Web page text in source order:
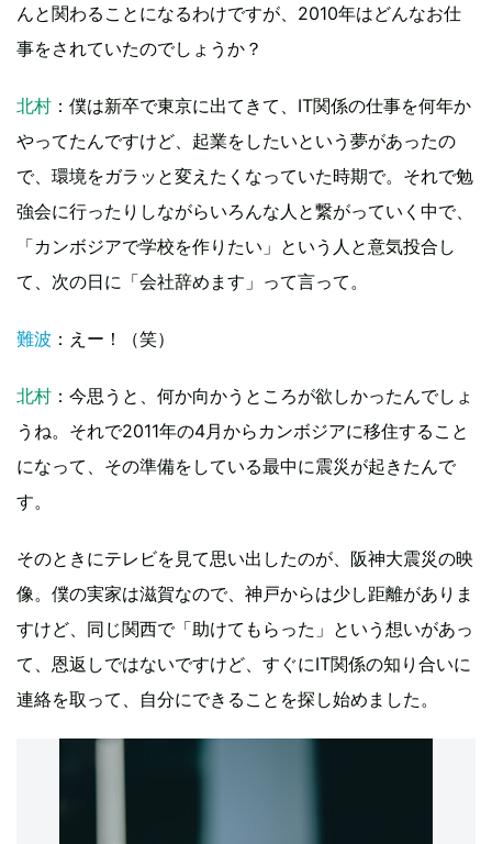
んと関わることになるわけですが、2010年はどんなお仕
事をされていたのでしょうか？
北村 ：僕は新卒で東京に出てきて、IT関係の仕事を何年か
やってたんですけど、起業をしたいという夢があったの
で、環境をガラッと変えたくなっていた時期で。それで勉
強会に行ったりしながらいろんな人と繋がっていく中で、
「カンボジアで学校を作りたい」という人と意気投合し
て、次の日に「会社辞めます」って言って。
難波 ：えー！（笑）
北村 ：今思うと、何か向かうところが欲しかったんでしょ
うね。それで2011年の4月からカンボジアに移住すること
になって、その準備をしている最中に震災が起きたんで
す。
そのときにテレビを見て思い出したのが、阪神大震災の映
像。僕の実家は滋賀なので、神戸からは少し距離がありま
すけど、同じ関西で「助けてもらった」という想いがあっ
て、恩返しではないですけど、すぐにIT関係の知り合いに
連絡を取って、自分にできることを探し始めました。